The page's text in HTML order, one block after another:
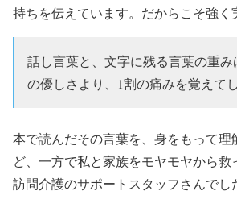
持ちを伝えています。だからこそ強く
話し言葉と、文字に残る言葉の重み
の優しさより、1割の痛みを覚えてし
本で読んだその言葉を、身をもって理
ど、一方で私と家族をモヤモヤから
訪問介護のサポートスタッフさんでし